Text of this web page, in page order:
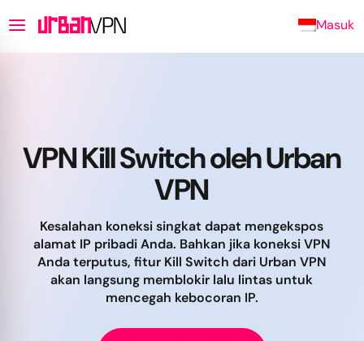
Masuk
VPN Kill Switch oleh Urban
VPN
Kesalahan koneksi singkat dapat mengekspos
alamat IP pribadi Anda. Bahkan jika koneksi VPN
Anda terputus, fitur Kill Switch dari Urban VPN
akan langsung memblokir lalu lintas untuk
mencegah kebocoran IP.